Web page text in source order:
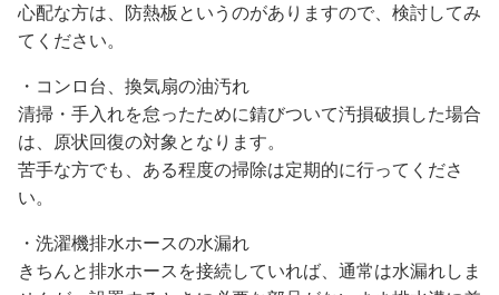
心配な方は、防熱板というのがありますので、検討してみ
てください。
・コンロ台、換気扇の油汚れ
清掃・手入れを怠ったために錆びついて汚損破損した場合
は、原状回復の対象となります。
苦手な方でも、ある程度の掃除は定期的に行ってくださ
い。
・洗濯機排水ホースの水漏れ
きちんと排水ホースを接続していれば、通常は水漏れしま